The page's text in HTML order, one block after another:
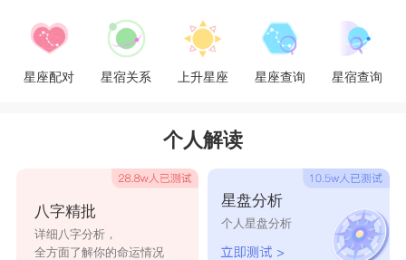
星座配对 星宿关系 上升星座 星座查询 星宿查询
个人解读
八字精批
详细八字分析，
全方面了解你的命运情况
星盘分析
个人星盘分析